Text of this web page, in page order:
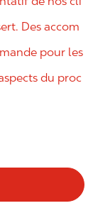
Des accom
pour les
du proc